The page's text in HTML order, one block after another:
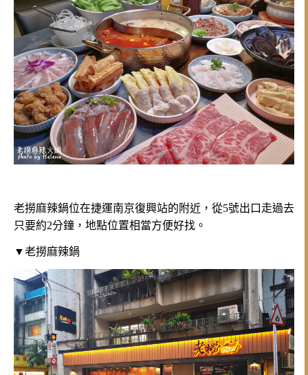
老撈麻辣鍋位在捷運南京復興站的附近，從5號出口走過去
只要約2分鐘，地點位置相當方便好找。
▼老撈麻辣鍋